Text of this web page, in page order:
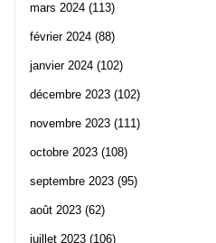
mars 2024 (113)
février 2024 (88)
janvier 2024 (102)
décembre 2023 (102)
novembre 2023 (111)
octobre 2023 (108)
septembre 2023 (95)
août 2023 (62)
juillet 2023 (106)